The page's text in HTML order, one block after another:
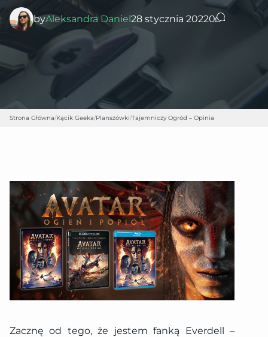
byAleksandra Daniel28 stycznia 20220
Strona Główna/Kącik Geeka/Planszówki/Tajemniczy Ogród – Opinia
Zacznę od tego, że jestem fanką Everdell –